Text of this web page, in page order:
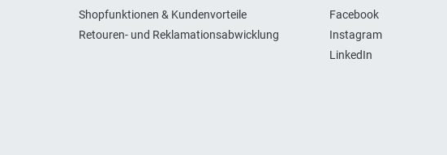
Shopfunktionen & Kundenvorteile
Retouren- und Reklamationsabwicklung
Facebook
Instagram
LinkedIn